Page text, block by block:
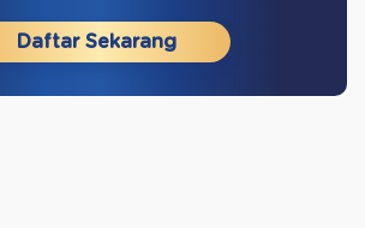
Daftar Sekarang